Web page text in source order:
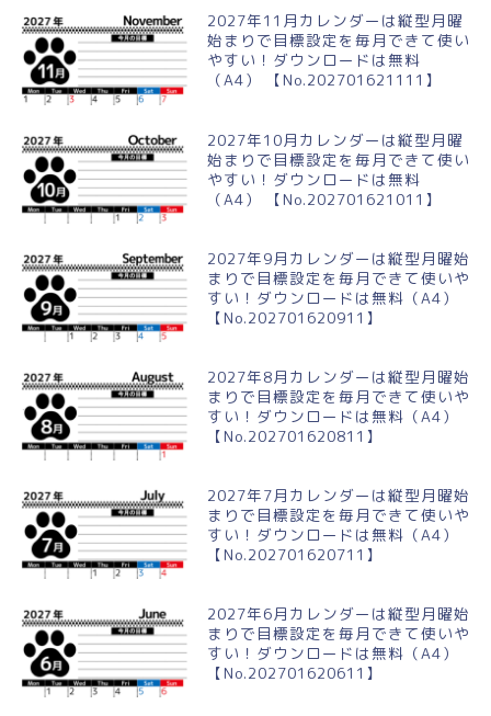
2027年11月カレンダーは縦型月曜
始まりで目標設定を毎月できて使い
やすい！ダウンロードは無料
（A4） 【No.202701621111】
2027年10月カレンダーは縦型月曜
始まりで目標設定を毎月できて使い
やすい！ダウンロードは無料
（A4） 【No.202701621011】
2027年9月カレンダーは縦型月曜始
まりで目標設定を毎月できて使いや
すい！ダウンロードは無料（A4）
【No.202701620911】
2027年8月カレンダーは縦型月曜始
まりで目標設定を毎月できて使いや
すい！ダウンロードは無料（A4）
【No.202701620811】
2027年7月カレンダーは縦型月曜始
まりで目標設定を毎月できて使いや
すい！ダウンロードは無料（A4）
【No.202701620711】
2027年6月カレンダーは縦型月曜始
まりで目標設定を毎月できて使いや
すい！ダウンロードは無料（A4）
【No.202701620611】